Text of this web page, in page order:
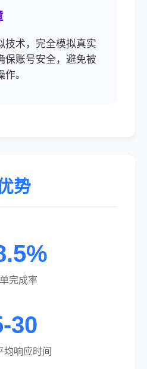
技术，完全模拟真实
保账号安全，避免被
。
势
完成率
30
均响应时间